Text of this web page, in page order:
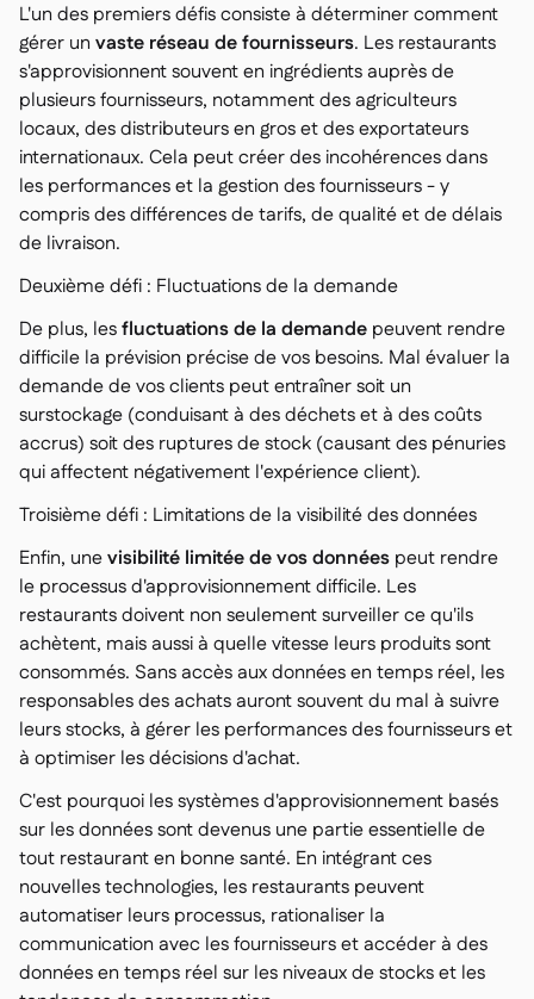
L'un des premiers défis consiste à déterminer comment
gérer un vaste réseau de fournisseurs. Les restaurants
s'approvisionnent souvent en ingrédients auprès de
plusieurs fournisseurs, notamment des agriculteurs
locaux, des distributeurs en gros et des exportateurs
internationaux. Cela peut créer des incohérences dans
les performances et la gestion des fournisseurs - y
compris des différences de tarifs, de qualité et de délais
de livraison.
Deuxième défi : Fluctuations de la demande
De plus, lesfluctuations de la demande peuvent rendre
difficile la prévision précise de vos besoins. Mal évaluer la
demande de vos clients peut entraîner soit un
surstockage (conduisant à des déchets et à des coûts
accrus) soit des ruptures de stock (causant des pénuries
qui affectent négativement l'expérience client).
Troisième défi : Limitations de la visibilité des données
Enfin, unevisibilité limitée de vos données peut rendre
le processus d'approvisionnement difficile. Les
restaurants doivent non seulement surveiller ce qu'ils
achètent, mais aussi à quelle vitesse leurs produits sont
consommés. Sans accès aux données en temps réel, les
responsables des achats auront souvent du mal à suivre
leurs stocks, à gérer les performances des fournisseurs et
à optimiser les décisions d'achat.
C'est pourquoi les systèmes d'approvisionnement basés
sur les données sont devenus une partie essentielle de
tout restaurant en bonne santé. En intégrant ces
nouvelles technologies, les restaurants peuvent
automatiser leurs processus, rationaliser la
communication avec les fournisseurs et accéder à des
données en temps réel sur les niveaux de stocks et les